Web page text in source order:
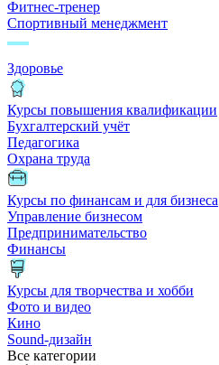
Фитнес-тренер
Спортивный менеджмент
Здоровье
Курсы повышения квалификации
Бухгалтерский учёт
Педагогика
Охрана труда
Курсы по финансам и для бизнеса
Управление бизнесом
Предпринимательство
Финансы
Курсы для творчества и хобби
Фото и видео
Кино
Sound-дизайн
Все категории